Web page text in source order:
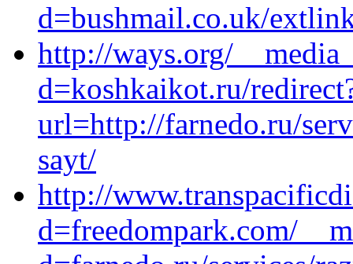
d=bushmail.co.uk/
http://ways.org/
d=koshkaikot.ru/
url=http://farnedo.ru/
sayt/
http://
d=freedompark.com/